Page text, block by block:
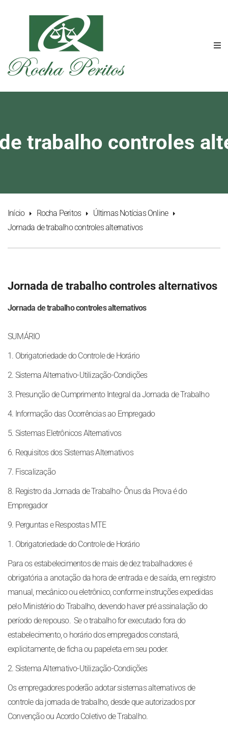
trabalho controles
Início Rocha Peritos
Últimas Notícias Online
Jornada de trabalho controles alternativos
Jornada de trabalho controles alternativos
Jornada de trabalho controles alternativos
SUMÁRIO
1. Obrigatoriedade do Controle de Horário
2. Sistema Alternativo-Utilização-Condições
3. Presunção de Cumprimento Integral da Jornada de Trabalho
4. Informação das Ocorrências ao Empregado
5. Sistemas Eletrônicos Alternativos
6. Requisitos dos Sistemas Alternativos
7. Fiscalização
8. Registro da Jornada de Trabalho- Ônus da Prova é do
Empregador
9. Perguntas e Respostas MTE
1. Obrigatoriedade do Controle de Horário
Para os estabelecimentos de mais de dez trabalhadores é
obrigatória a anotação da hora de entrada e de saída, em registro
manual, mecânico ou eletrônico, conforme instruções expedidas
pelo Ministério do Trabalho, devendo haver pré assinalação do
período de repouso. Se o trabalho for executado fora do
estabelecimento, o horário dos empregados constará,
explicitamente, de ficha ou papeleta em seu poder.
2. Sistema Alternativo-Utilização-Condições
Os empregadores poderão adotar sistemas alternativos de
controle da jornada de trabalho, desde que autorizados por
Convenção ou Acordo Coletivo de Trabalho.